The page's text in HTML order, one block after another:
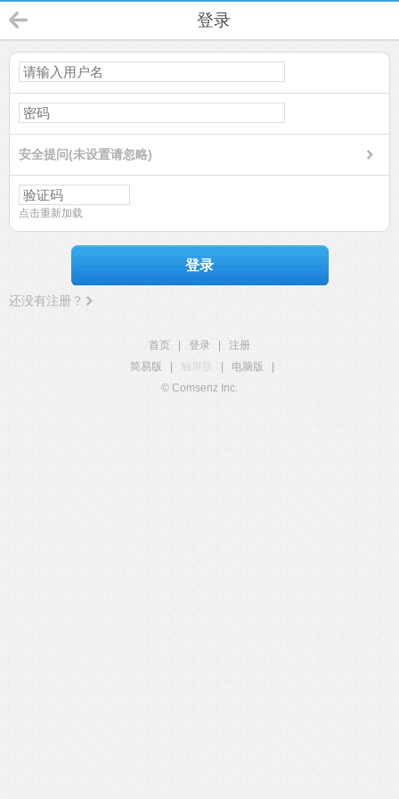
登录
安全提问(未设置请忽略)
点击重新加载
登录
还没有注册？
首页 登录
注册
简易版
触屏版 电脑版
© Comsenz Inc.